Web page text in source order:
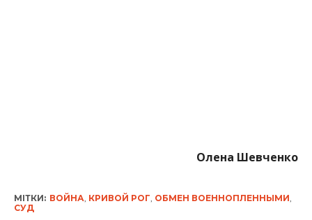
Олена Шевченко
МІТКИ: ВОЙНА, КРИВОЙ РОГ, ОБМЕН ВОЕННОПЛЕННЫМИ,
СУД